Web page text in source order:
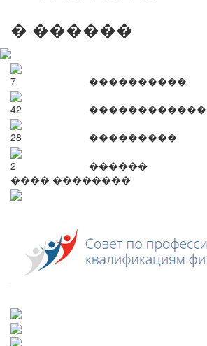
� ������
7 ����������
42 ������������
28 ���������
2
������
���� ��������